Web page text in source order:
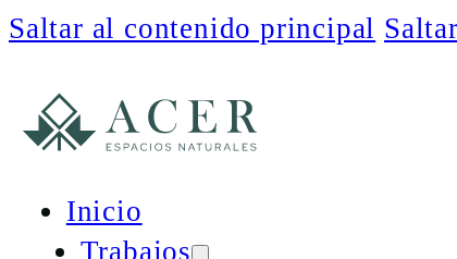
Saltar al contenido principal
Inicio
Trabajos